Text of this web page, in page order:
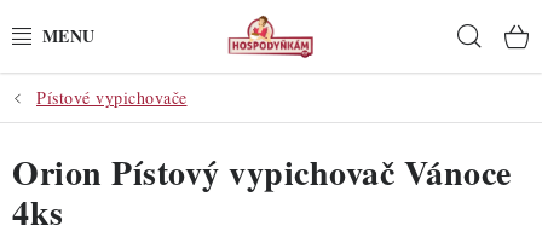
na
POTŘEBY
POMŮCKY
SUROVINY
Pístové vypichovače
Orion Pístový vypichovač Vánoce
4ks